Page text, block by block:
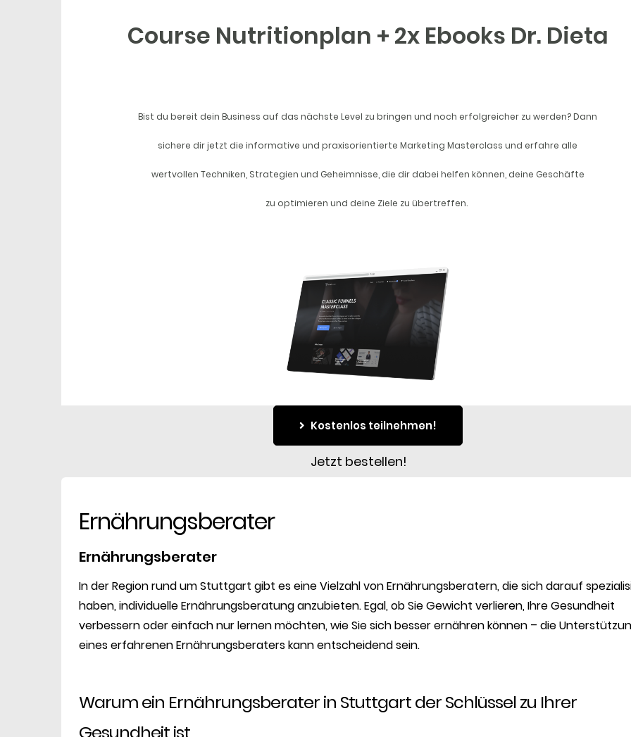
Course Nutritionplan + 2x Ebooks Dr. Dieta
Bist du bereit dein Business auf das nächste Level zu bringen und noch erfolgreicher zu werden? Dann
sichere dir jetzt die informative und praxisorientierte Marketing Masterclass und erfahre alle
wertvollen Techniken, Strategien und Geheimnisse, die dir dabei helfen können, deine Geschäfte
zu optimieren und deine Ziele zu übertreffen.
Kostenlos teilnehmen!
Jetzt bestellen!
Ernährungsberater
Ernährungsberater
In der Region rund um Stuttgart gibt es eine Vielzahl von Ernährungsberatern, die sich darauf
haben, individuelle Ernährungsberatung anzubieten. Egal, ob Sie Gewicht verlieren, Ihre Gesundheit
verbessern oder einfach nur lernen möchten, wie Sie sich besser ernähren können – die
eines erfahrenen Ernährungsberaters kann entscheidend sein.
Warum ein Ernährungsberater in Stuttgart der Schlüssel zu Ihrer
Gesundheit ist